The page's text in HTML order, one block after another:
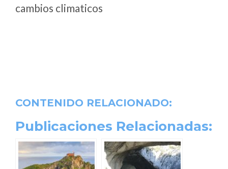
cambios climaticos
CONTENIDO RELACIONADO:
Publicaciones Relacionadas: